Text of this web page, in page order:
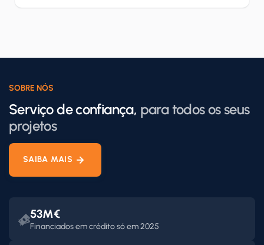
SOBRE NÓS
Serviço de confiança, para todos os seus
projetos
SAIBA MAIS
53M€
Financiados em crédito só em 2025